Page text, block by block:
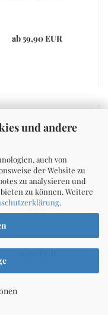
und andere
auch von
der Website zu
zu analysieren und
zu können. Weitere
.
ab 59,90 EUR
"Nani"
10cm